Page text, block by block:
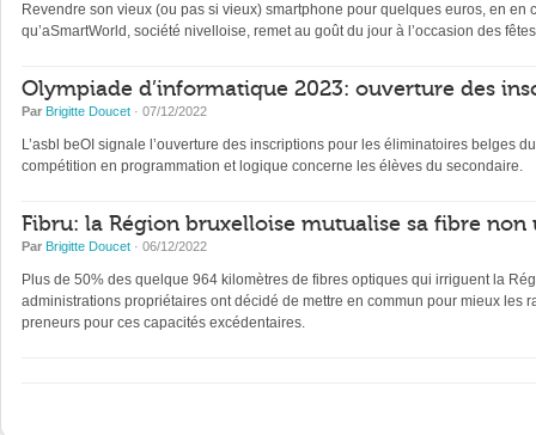
Revendre son vieux (ou pas si vieux) smartphone pour quelques euros, en
qu’aSmartWorld, société nivelloise, remet au goût du jour à l’occasion des
Olympiade d’informatique 2023: ouverture des
Par Brigitte Doucet · 07/12/2022
L’asbl beOI signale l’ouverture des inscriptions pour les éliminatoires belges
compétition en programmation et logique concerne les élèves du secondaire.
Fibru: la Région bruxelloise mutualise sa fibre non
Par Brigitte Doucet · 06/12/2022
Plus de 50% des quelque 964 kilomètres de fibres optiques qui irriguent la
administrations propriétaires ont décidé de mettre en commun pour mieux les
preneurs pour ces capacités excédentaires.